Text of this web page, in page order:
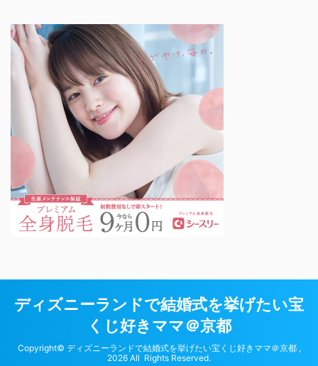
ディズニーランドで結婚式を挙げたい宝
くじ好きママ＠京都
Copyright© ディズニーランドで結婚式を挙げたい宝くじ好きママ＠京都 ,
2026 All Rights Reserved.